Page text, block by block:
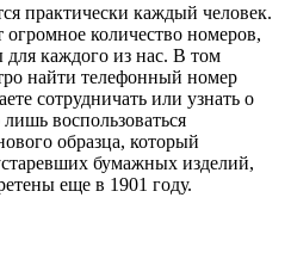
практически каждый человек.
количество номеров,
каждого из нас. В том
найти телефонный номер
сотрудничать или узнать о
воспользоваться
образца, который
бумажных изделий,
еще в 1901 году.